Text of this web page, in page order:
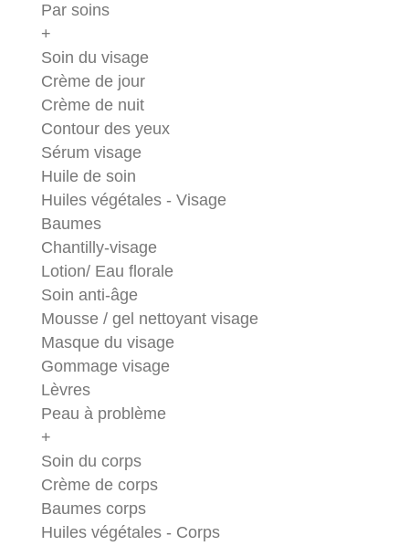
Par soins
+
Soin du visage
Crème de jour
Crème de nuit
Contour des yeux
Sérum visage
Huile de soin
Huiles végétales - Visage
Baumes
Chantilly-visage
Lotion/ Eau florale
Soin anti-âge
Mousse / gel nettoyant visage
Masque du visage
Gommage visage
Lèvres
Peau à problème
+
Soin du corps
Crème de corps
Baumes corps
Huiles végétales - Corps